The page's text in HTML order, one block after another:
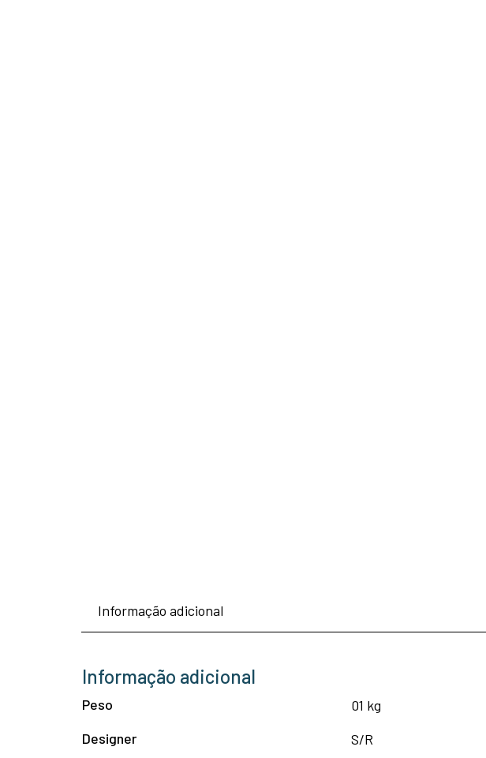
Informação adicional
Informação adicional
Peso
01 kg
Designer
S/R